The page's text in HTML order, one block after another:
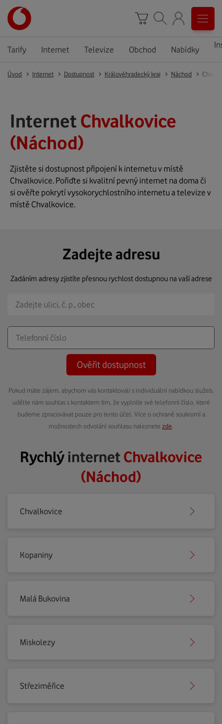
Tarify Internet Televize Obchod Nabídky
Úvod Internet Dostupnost Královéhradecký kraj Náchod
Internet Chvalkovice
(Náchod)
Zjistěte si dostupnost připojení k internetu v místě
Chvalkovice. Pořiďte si kvalitní pevný internet na doma či
si ověřte pokrytí vysokorychlostního internetu a televize v
místě Chvalkovice.
Zadejte adresu
Zadáním adresy zjistíte přesnou rychlost dostupnou na vaší adrese
Ověřit dostupnost
Pokud máte zájem, abychom vás kontaktovali s individuální nabídkou služeb,
udělte nám souhlas s kontaktem tím, že vyplníte své telefonní číslo, které
budeme zpracovávat pouze pro tento účel. Více o ochraně soukromí a
možnostech odvolání souhlasu naleznete zde
RychlýinternetChvalkovice
(Náchod)
Chvalkovice
Kopaniny
Malá Bukovina
Miskolezy
Střeziměřice